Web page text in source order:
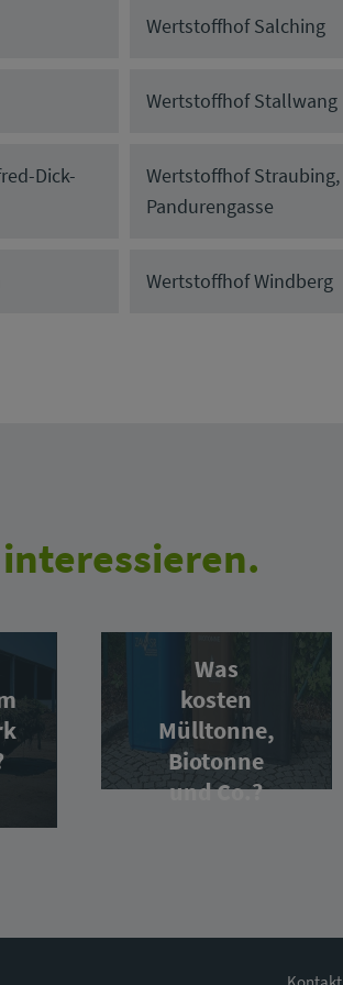
Wertstoffhof Salching
Wertstoffhof Stallwang
Dick-
Wertstoffhof Straubing,
Pandurengasse
Wertstoffhof Windberg
Was
kosten
Mülltonne,
Biotonne
und Co.?